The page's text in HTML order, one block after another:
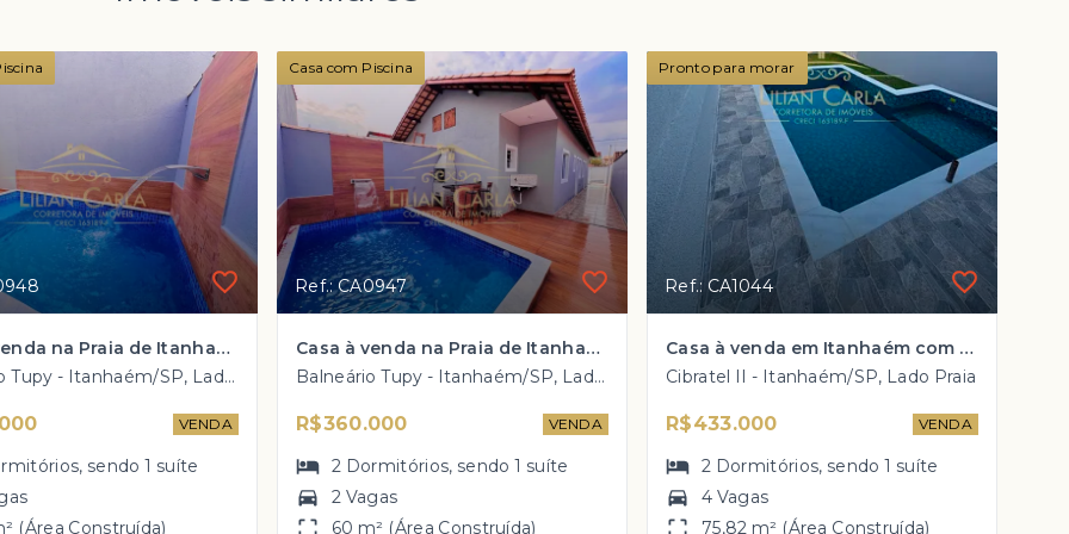
Casa à venda na Praia de Itanhaém com 2 dorm, 1 suíte e PISCINA por R$ 360 mil
Balneário Tupy - Itanhaém/SP, Lado Praia
VENDA
, sendo1 suíte
(Área Construída)
Casa com Piscina
Ref.: CA0947
Casa à venda na Praia de Itanhaém com 2 dorm, 1 suíte e PISCINA por R$ 360 mil
Balneário Tupy - Itanhaém/SP, Lado Praia
R$360.000 VENDA
2 Dormitórios, sendo1 suíte
2 Vagas
60 m² (Área Construída)
Pronto para morar
Ref.: CA1044
Casa à venda em Itanhaém com 2 dorm, 1 suíte e PISCINA por R$ 433 mil
Cibratel II - Itanhaém/SP, Lado Praia
R$433.000 VENDA
2 Dormitórios, sendo1 suíte
4 Vagas
75,82 m² (Área Construída)